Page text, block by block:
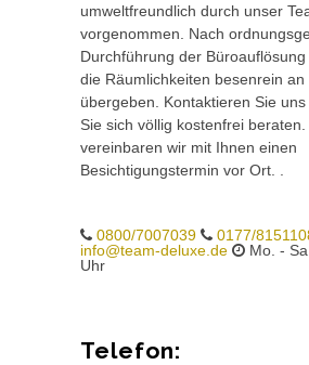
umweltfreundlich durch unser
vorgenommen. Nach
Durchführung der
die Räumlichkeiten besenrein an
übergeben. Kontaktieren Sie
Sie sich völlig kostenfrei
vereinbaren wir mit Ihnen einen
Besichtigungstermin vor Ort. .
0800/7007039
0177/
info@team-deluxe.de
Mo. -
Uhr
Telefon: